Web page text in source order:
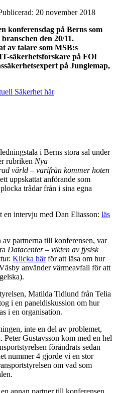
20 november 2018
konferensdag på Berns som
den 20/11.
av talare som MSB:s
säkerhetsforskare på FOI
på Junglemap,
Säkerhet här
i Berns stora sal under
rubriken Nya
värld – varifrån kommer hoten
uppskattat anförande som
trådar från i sina egna
intervju med Dan Eliasson: läs
partnerna till konferensen, var
Datacenter – vikten av fysisk
Klicka härför att läsa om hur
använder värmeavfall för att
Matilda Tidlund från Telia
i en paneldiskussion om hur
i en organisation.
inte en del av problemet,
Gustavsson kom med en hel
förändrats sedan
nummer 4 gjorde vi en stor
om vad som
annan partner till konferensen,